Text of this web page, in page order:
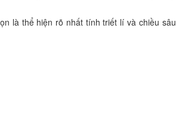
là thể hiện rõ nhất tính triết lí và chiều sâu